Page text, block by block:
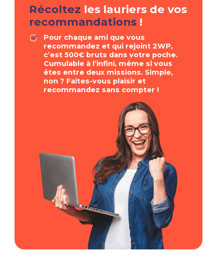
Récoltez les lauriers de vos
recommandations !
Pour chaque ami que vous
recommandez et qui rejoint 2WP,
c’est 500€ bruts dans votre poche.
Cumulable à l’infini, même si vous
êtes entre deux missions. Simple,
non ? Faites-vous plaisir et
recommandez sans compter !